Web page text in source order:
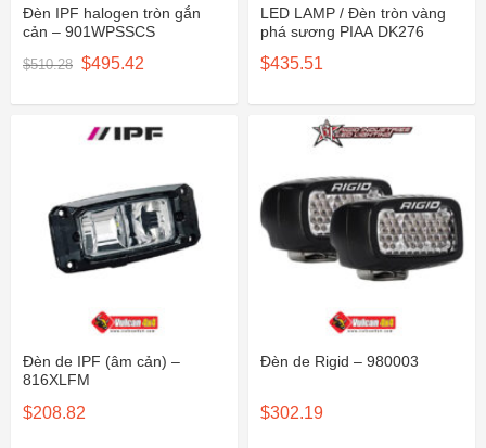
Đèn IPF halogen tròn gắn
cản – 901WPSSCS
$510.28 Giá
gốc
$510.28.
$495.42Giá
là:
LED LAMP / Đèn tròn vàng
phá sương PIAA DK276
$435.51
Đèn de IPF (âm cản) –
816XLFM
$208.82
Đèn de Rigid – 980003
$302.19